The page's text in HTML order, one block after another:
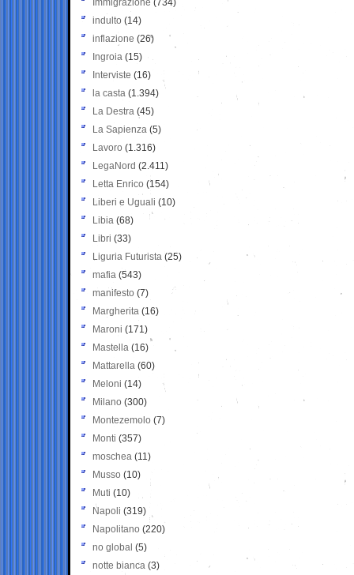
Immigrazione (734)
indulto (14)
inflazione (26)
Ingroia (15)
Interviste (16)
la casta (1.394)
La Destra (45)
La Sapienza (5)
Lavoro (1.316)
LegaNord (2.411)
Letta Enrico (154)
Liberi e Uguali (10)
Libia (68)
Libri (33)
Liguria Futurista (25)
mafia (543)
manifesto (7)
Margherita (16)
Maroni (171)
Mastella (16)
Mattarella (60)
Meloni (14)
Milano (300)
Montezemolo (7)
Monti (357)
moschea (11)
Musso (10)
Muti (10)
Napoli (319)
Napolitano (220)
no global (5)
notte bianca (3)